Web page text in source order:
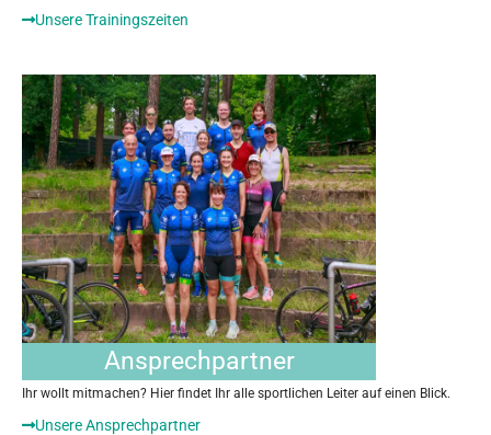
Unsere Trainingszeiten
Ansprechpartner
Ihr wollt mitmachen? Hier findet Ihr alle sportlichen Leiter auf einen Blick.
Unsere Ansprechpartner